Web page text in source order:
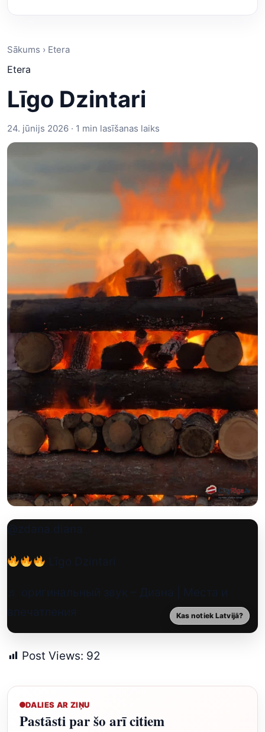
Sākums › Etera
Etera
Līgo Dzintari
24. jūnijs 2026 · 1 min lasīšanas laiks
@zdana.diana
Līgo Dzintari
♬ оригинальный звук – Диана | Места и
впечатления
Kas notiek Latvijā?
Post Views: 92
DALIES AR ZIŅU
Pastāsti par šo arī citiem